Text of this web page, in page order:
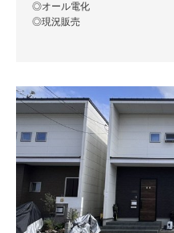
◎オール電化
◎現況販売